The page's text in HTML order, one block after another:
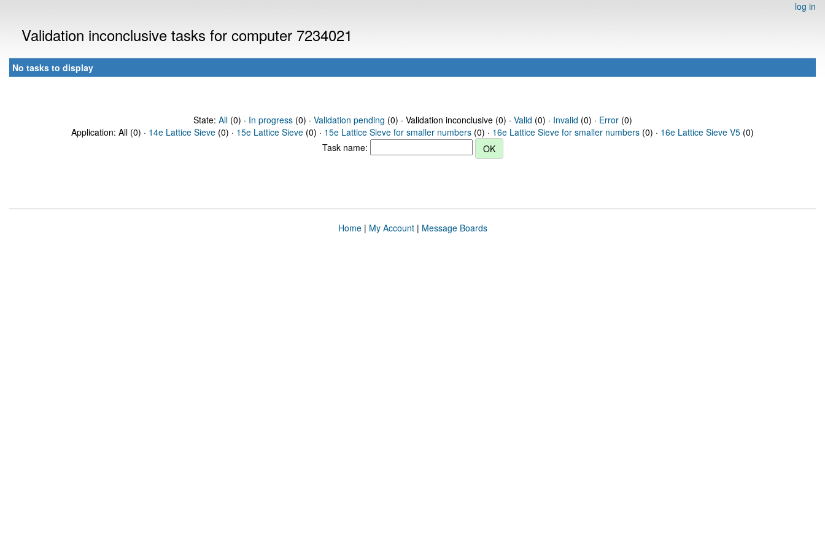
log in
Validation inconclusive tasks for computer 7234021
No tasks to display
State: All(0) · In progress(0) · Validation pending (0) · Validation inconclusive (0) · Valid (0) · Invalid (0) · Error(0)
Application: All (0) · 14e Lattice Sieve (0) · 15e Lattice Sieve (0) · 15e Lattice Sieve for smaller numbers (0) · 16e Lattice Sieve for smaller numbers (0) · 16e Lattice Sieve V5 (0)
Task name:
Home| My Account| Message Boards